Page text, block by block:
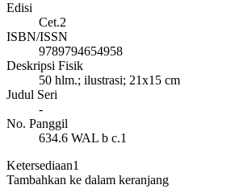
Edisi
Cet.2
ISBN/ISSN
9789794654958
Deskripsi Fisik
50 hlm.; ilustrasi; 21x15 cm
Judul Seri
-
No. Panggil
634.6 WAL b c.1
Ketersediaan1
Tambahkan ke dalam keranjang